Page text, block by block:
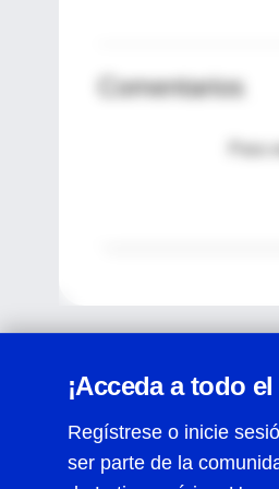
Comentarios
Para
¡Acceda a todo
Regístrese o inicie
ser parte de la
Centro de Ayuda